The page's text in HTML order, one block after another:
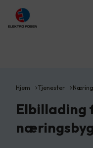
Hjem Tjenester Næring
Elbillading